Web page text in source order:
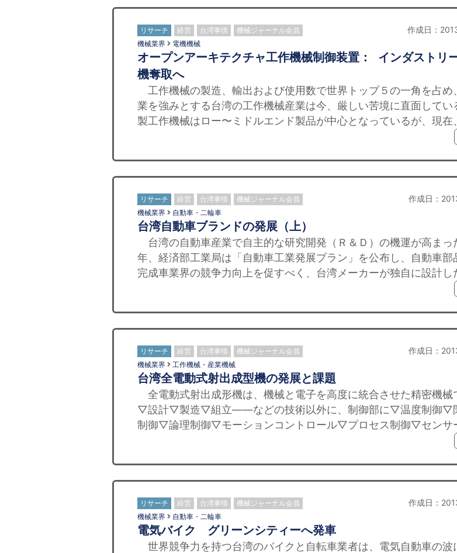
リサーチ 経営 台湾事情 機械ジャーナル会員 作成日：
機械業界 電機機械
オープンアーキテクチャ工作機械制御装置： インダストリ
機奪取へ
工作機械の製造、輸出および使用数で世界トップ５の一角を占め
業を強みとする台湾の工作機械産業は今、厳しい苦境に直面してい
製工作機械はロー〜ミドルエンド製品が中心となっているが、現
リサーチ 経営 台湾事情 機械ジャーナル会員 作成日：
機械業界 自動車・二輪車
台湾自動車ブランドの発展（上）
台湾の自動車産業で自主的な研究開発（Ｒ＆Ｄ）の機運が高まっ
年、経済部工業局は「自動車工業発展プラン」を公布し、自動車部
完成車業界の競争力向上を促すべく、台湾メーカーが独自に設計
リサーチ 経営 台湾事情 機械ジャーナル会員 作成日：
機械業界 工作機械・産業機械
台湾全電動式射出成型機の発展と課題
全電動式射出成形機は、機械と電子を高度に統合させた精密機械
▽設計▽製造▽組立——などの技術以外に、制御部に▽温度制御▽
制御▽論理制御▽モーションコントロール▽プロセス制御▽セン
リサーチ 経営 台湾事情 機械ジャーナル会員 作成日：
機械業界 自動車・二輪車
電気バイク グリーンシティーへ発車
世界競争力を持つ台湾のバイクと自転車業者は、電気自動車の波